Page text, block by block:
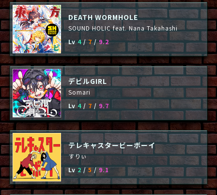
DEATH WORMHOLE
SOUND HOLIC feat. Nana Takahashi
Lv4/7/9.2
デビルGIRL
Somari
Lv 4 / 7 / 9.7
テレキャスタービーボーイ
すりぃ
Lv2/5/9.1